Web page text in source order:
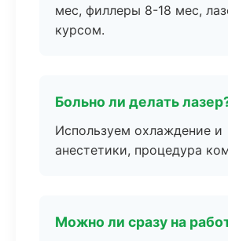
мес, филлеры 8-18 мес,
курсом.
Больно ли делать
Используем охлаждение и
анестетики, процедура
Можно ли сразу на